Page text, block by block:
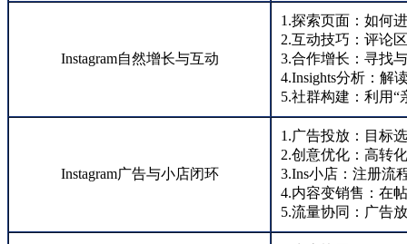
Instagram自然增长与互动
1.探索页面：如何
2.互动技巧：评论
3.合作增长：寻找
4.Insights分析：解
5.社群构建：利用“
Instagram广告与小店闭环
1.广告投放：目标
2.创意优化：高转
3.Ins小店：注册流
4.内容变销售：在
5.流量协同：广告